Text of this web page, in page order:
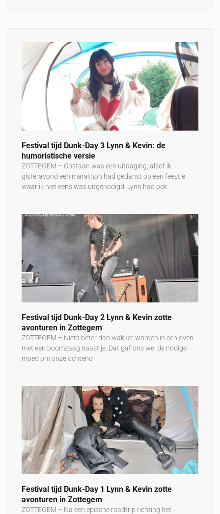
Festival tijd Dunk-Day 3 Lynn & Kevin: de
humoristische versie
ZOTTEGEM – Opstaan was een uitdaging, alsof ik
gisteravond een marathon had gedanst op een feestje
waar ik niet eens was uitgenodigd. Lynn had ook
Festival tijd Dunk-Day 2 Lynn & Kevin zotte
avonturen in Zottegem
ZOTTEGEM – Niets beter dan wakker worden in een oven
met een boomzaag naast je. Dat gaf ons wel de nodige
moed om onze ochtend
Festival tijd Dunk-Day 1 Lynn & Kevin zotte
avonturen in Zottegem
ZOTTEGEM – Na een epische roadtrip richting het